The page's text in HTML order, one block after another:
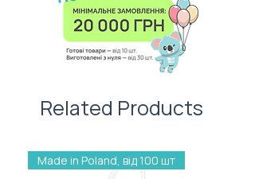
листівку — важливий атрибут
першого враження!
вартості нанесення.
Related Products
Made in Poland, від 100 шт